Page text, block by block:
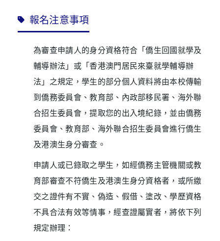
報名注意事項
為審查申請人的身分資格符合「僑生回國就學及
輔導辦法」或「香港澳門居民來臺就學輔導辦
法」之規定，學生的部分個人資料將由本校傳輸
到僑務委員會、教育部、內政部移民署、海外聯
合招生委員會，提取您的出入境紀錄，並由僑務
委員會、教育部、海外聯合招生委員會進行僑生
及港澳生身分審查。
申請人或已錄取之學生，如經僑務主管機關或教
育部審查不符僑生及港澳生身分資格者，或所繳
交之證件有不實、偽造、假借、塗改、學歷資格
不具合法有效等情事，經查證屬實者，將依下列
規定辦理：